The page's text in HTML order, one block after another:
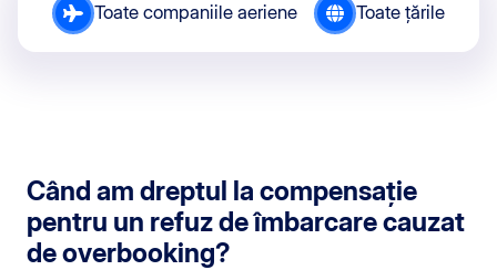
Toate companiile aeriene Toate țările
Când am dreptul la compensație
pentru un refuz de îmbarcare cauzat
de overbooking?